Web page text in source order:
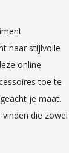
naar stijlvolle
online
toe te
je maat.
die zowel